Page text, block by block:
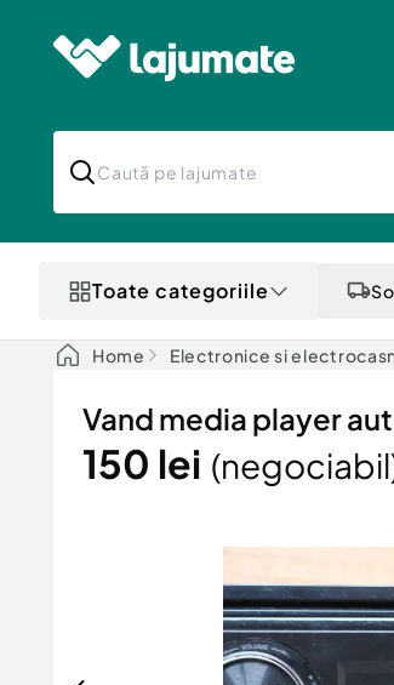
Toate categoriile
Home Electronice si
Vand media player
150 lei